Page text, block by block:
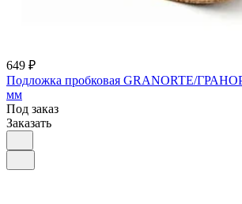
649 ₽
Подложка пробковая GRANORTE/
мм
Под заказ
Заказать